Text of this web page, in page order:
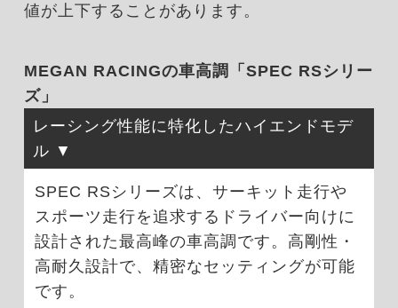
値が上下することがあります。
MEGAN RACINGの車高調「SPEC RSシリー
ズ」
レーシング性能に特化したハイエンドモデ
ル
SPEC RSシリーズは、サーキット走行や
スポーツ走行を追求するドライバー向けに
設計された最高峰の車高調です。高剛性・
高耐久設計で、精密なセッティングが可能
です。